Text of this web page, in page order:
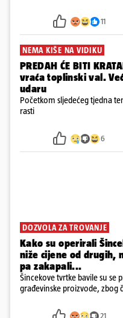
požar, rekao je vlasnik
11
NEMA KIŠE NA VIDIKU
PREDAH ĆE BITI
vraća toplinski val.
udaru
Početkom sljedećeg tjedna
rasti
6
DOZVOLA ZA TROVANJE
Kako su operirali
niže cijene od drugih,
pa zakapali...
Šincekove tvrtke bavile su se
građevinske proizvode, zbog
21